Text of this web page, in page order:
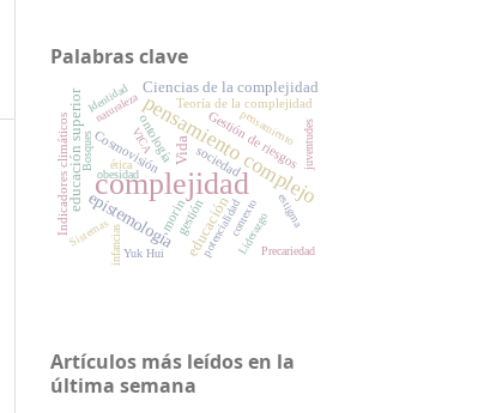
Palabras clave
complejidad
pensamiento complejo
epistemología
educación superior Vida
educación
Ciencias de la complejidad
gestión
Indicadores climáticos
Teoría de la complejidad
Cosmovisión
ontología Gestión de riesgos
sociedad
morin
naturaleza
infancias
contexto
Liderazgo
VICA pensamiento
potencialidad
obesidad
juventudes
ética
Yuk Hui
Identidad
Precariedad
Sistemas
estigma
Bosques
Artículos más leídos en la
última semana